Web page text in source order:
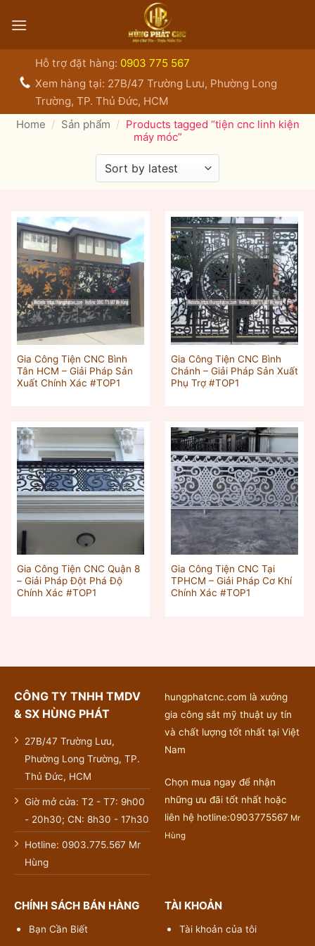
qua
Hỗ trợ đặt hàng: 0903 775 567
Xem hàng tại: 27B/47 Trường Lưu, Phường Long
Trường, TP. Thủ Đức, HCM
Home / Sản phẩm / Products tagged “tiện cnc linh kiện
máy móc”
Gia Công Tiện CNC Bình
Tân HCM – Giải Pháp Sản
Xuất Chính Xác #TOP1
Gia Công Tiện CNC Bình
Chánh – Giải Pháp Sản Xuất
Phụ Trợ #TOP1
Gia Công Tiện CNC Quận 8
– Giải Pháp Đột Phá Độ
Chính Xác #TOP1
Gia Công Tiện CNC Tại
TPHCM – Giải Pháp Cơ Khí
Chính Xác #TOP1
CÔNG TY TNHH TMDV
& SX HÙNG PHÁT
27B/47 Trường Lưu,
Phường Long Trường, TP.
Thủ Đức, HCM
Giờ mở cửa: T2 - T7: 9h00
- 20h30; CN: 8h30 - 17h30
Hotline: 0903.775.567 Mr
Hùng
hungphatcnc.com là xưởng
gia công sắt mỹ thuật uy tín
và chất lượng tốt nhất tại Việt
Nam
Chọn mua ngay để nhận
những ưu đãi tốt nhất hoặc
liên hệ hotline:0903775567 Mr
Hùng
CHÍNH SÁCH BÁN HÀNG
Bạn Cần Biết
TÀI KHOẢN
Tài khoản của tôi